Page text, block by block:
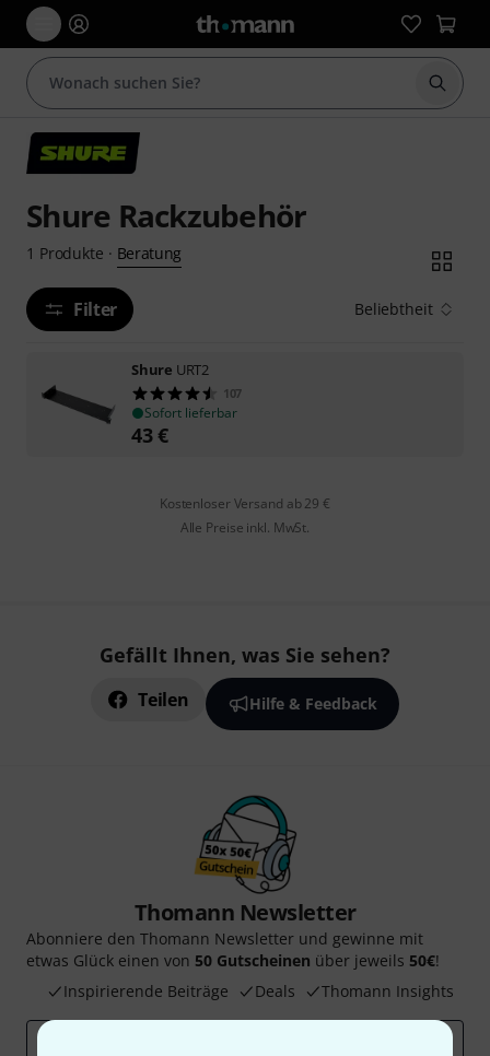
Suche
Shure Rackzubehör
1 Produkte · Beratung
Filter Beliebtheit
Shure URT2
107
Sofort lieferbar
43€
Kostenloser Versand ab 29 €
Alle Preise inkl. MwSt.
Gefällt Ihnen, was Sie sehen?
Teilen Hilfe & Feedback
Thomann Newsletter
Abonniere den Thomann Newsletter und gewinne mit
etwas Glück einen von 50 Gutscheinen über jeweils 50€!
Inspirierende Beiträge
Deals Thomann Insights